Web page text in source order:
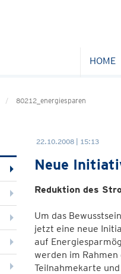
HOME
80212_energiesparen
22.10.2008 | 15:13
Neue
Reduktion des
Um das
jetzt eine neue
auf
werden im
Teilnahmekarte